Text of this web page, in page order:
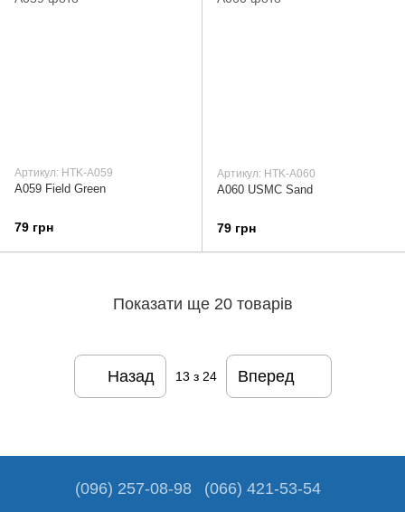
Артикул: HTK-A059
A059 Field Green
79 грн
Артикул: HTK-A060
A060 USMC Sand
79 грн
Показати ще 20 товарів
Назад 13 з 24 Вперед
(096) 257-08-98 (066) 421-53-54